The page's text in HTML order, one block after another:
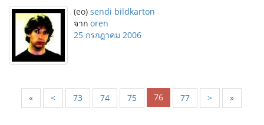
(eo) sendi bildkarton
จาก oren
25 กรกฎาคม 2006
« < 73 74 75 76 77 > »